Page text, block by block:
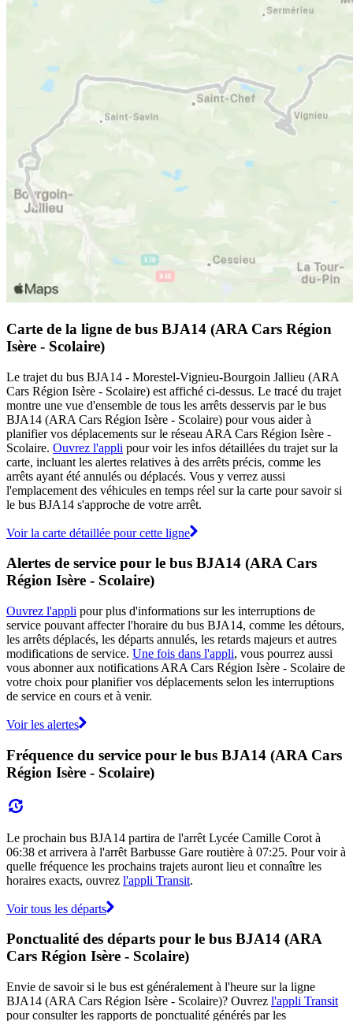
Carte de la ligne de bus BJA14 (ARA Cars Région
Isère - Scolaire)
Le trajet du bus BJA14 - Morestel-Vignieu-Bourgoin Jallieu (ARA
Cars Région Isère - Scolaire) est affiché ci-dessus. Le tracé du trajet
montre une vue d'ensemble de tous les arrêts desservis par le bus
BJA14 (ARA Cars Région Isère - Scolaire) pour vous aider à
planifier vos déplacements sur le réseau ARA Cars Région Isère -
Scolaire. Ouvrez l'appli pour voir les infos détaillées du trajet sur la
carte, incluant les alertes relatives à des arrêts précis, comme les
arrêts ayant été annulés ou déplacés. Vous y verrez aussi
l'emplacement des véhicules en temps réel sur la carte pour savoir si
le bus BJA14 s'approche de votre arrêt.
Voir la carte détaillée pour cette ligne
Alertes de service pour le bus BJA14 (ARA Cars
Région Isère - Scolaire)
Ouvrez l'appli pour plus d'informations sur les interruptions de
service pouvant affecter l'horaire du bus BJA14, comme les détours,
les arrêts déplacés, les départs annulés, les retards majeurs et autres
modifications de service. Une fois dans l'appli, vous pourrez aussi
vous abonner aux notifications ARA Cars Région Isère - Scolaire de
votre choix pour planifier vos déplacements selon les interruptions
de service en cours et à venir.
Voir les alertes
Fréquence du service pour le bus BJA14 (ARA Cars
Région Isère - Scolaire)
Le prochain bus BJA14 partira de l'arrêt Lycée Camille Corot à
06:38 et arrivera à l'arrêt Barbusse Gare routière à 07:25. Pour voir à
quelle fréquence les prochains trajets auront lieu et connaître les
horaires exacts, ouvrez l'appli Transit.
Voir tous les départs
Ponctualité des départs pour le bus BJA14 (ARA
Cars Région Isère - Scolaire)
Envie de savoir si le bus est généralement à l'heure sur la ligne
BJA14 (ARA Cars Région Isère - Scolaire)? Ouvrez l'appli Transit
pour consulter les rapports de ponctualité générés par les